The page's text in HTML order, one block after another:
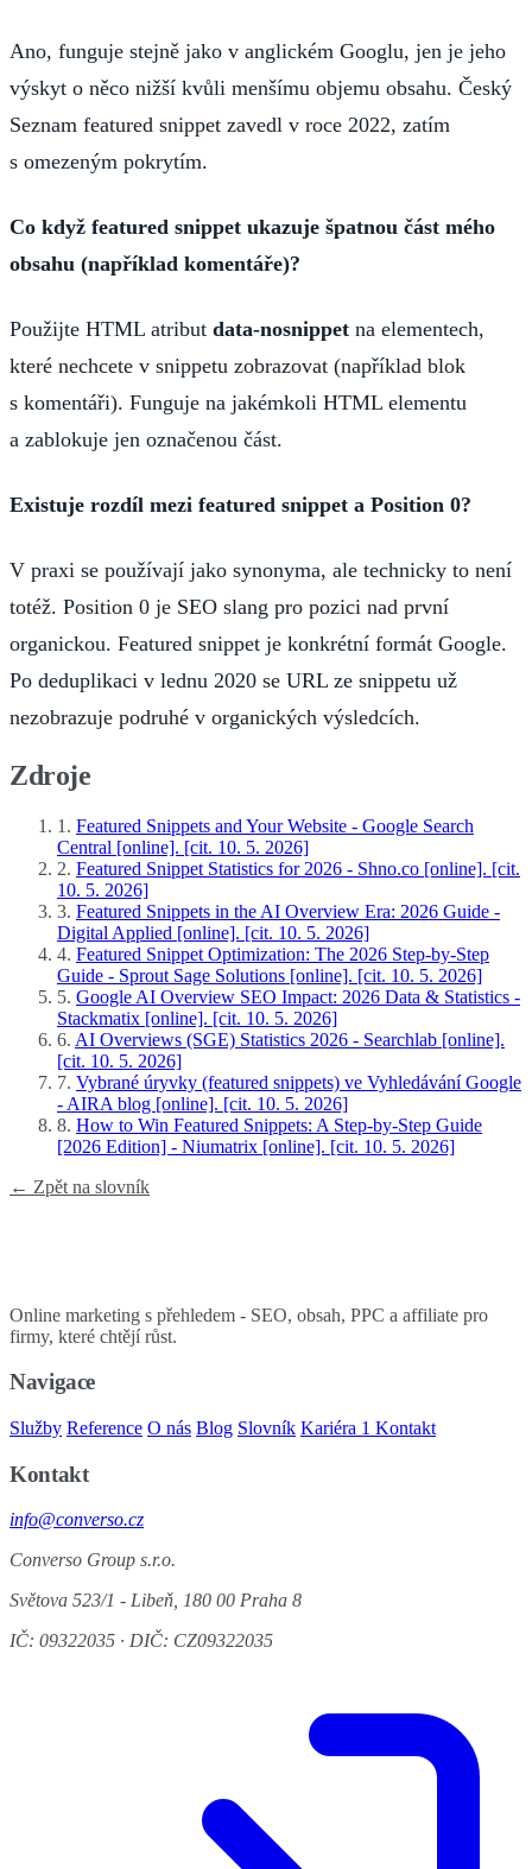
Ano, funguje stejně jako v anglickém Googlu, jen je jeho
výskyt o něco nižší kvůli menšímu objemu obsahu. Český
Seznam featured snippet zavedl v roce 2022, zatím
s omezeným pokrytím.
Co když featured snippet ukazuje špatnou část mého
obsahu (například komentáře)?
Použijte HTML atribut data-nosnippet na elementech,
které nechcete v snippetu zobrazovat (například blok
s komentáři). Funguje na jakémkoli HTML elementu
a zablokuje jen označenou část.
Existuje rozdíl mezi featured snippet a Position 0?
V praxi se používají jako synonyma, ale technicky to není
totéž. Position 0 je SEO slang pro pozici nad první
organickou. Featured snippet je konkrétní formát Google.
Po deduplikaci v lednu 2020 se URL ze snippetu už
nezobrazuje podruhé v organických výsledcích.
Zdroje
1. Featured Snippets and Your Website - Google Search
Central [online]. [cit. 10. 5. 2026]
2. Featured Snippet Statistics for 2026 - Shno.co [online]. [cit.
10. 5. 2026]
3. Featured Snippets in the AI Overview Era: 2026 Guide -
Digital Applied [online]. [cit. 10. 5. 2026]
4. Featured Snippet Optimization: The 2026 Step-by-Step
Guide - Sprout Sage Solutions [online]. [cit. 10. 5. 2026]
5. Google AI Overview SEO Impact: 2026 Data & Statistics -
Stackmatix [online]. [cit. 10. 5. 2026]
6. AI Overviews (SGE) Statistics 2026 - Searchlab [online].
[cit. 10. 5. 2026]
7. Vybrané úryvky (featured snippets) ve Vyhledávání Google
- AIRA blog [online]. [cit. 10. 5. 2026]
8. How to Win Featured Snippets: A Step-by-Step Guide
[2026 Edition] - Niumatrix [online]. [cit. 10. 5. 2026]
← Zpět na slovník
Online marketing s přehledem - SEO, obsah, PPC a affiliate pro
firmy, které chtějí růst.
Navigace
Služby Reference O nás Blog Slovník Kariéra 1 Kontakt
Kontakt
info@converso.cz
Converso Group s.r.o.
Světova 523/1 - Libeň, 180 00 Praha 8
IČ: 09322035 · DIČ: CZ09322035